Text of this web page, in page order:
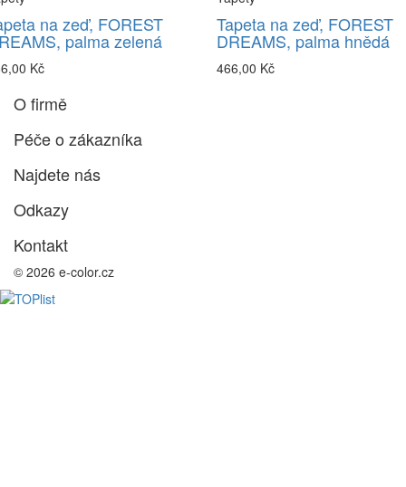
na zeď, FOREST
palma zelená
Kč
Tapeta na zeď, FOREST
DREAMS, palma hnědá
466,00 Kč
O firmě
Péče o zákazníka
Najdete nás
Odkazy
Kontakt
© 2026 e-color.cz